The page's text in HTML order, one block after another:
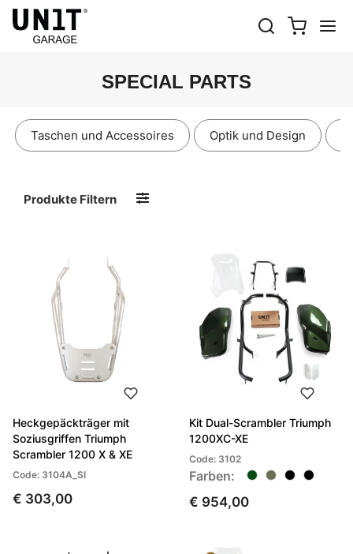
SPECIAL PARTS
Taschen und Accessoires Optik und Design
Produkte Filtern
Heckgepäckträger mit
Soziusgriffen Triumph
Scrambler 1200 X & XE
Code: 3104A_SI
€ 303,00
Kit Dual-Scrambler Triumph
1200XC-XE
Code: 3102
Farben:
€ 954,00